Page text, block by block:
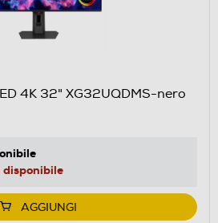
4K 32" XG32UQDMS-nero
disponibile
AGGIUNGI